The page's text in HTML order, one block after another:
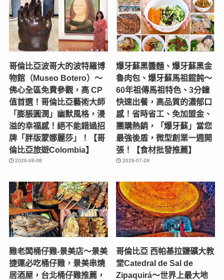
哥倫比亞波哥大的波特羅博
物館（Museo Botero）～
佛心全區免費參觀，高 CP
值首選！哥倫比亞藝術大師
「膨脹圓潤」幽默風格，漫
溢的幸福感！絕不能錯過招
牌「胖版蒙娜麗莎」！【哥
倫比亞旅遊Colombia】
2026-08-08
爆牙蘇黑醬麵、爆牙蘇黑金
魯肉包、爆牙蘇馬祖餛飩～
60年祖傳馬祖特色、3分鐘
快速出餐，高品質的濃郁口
感！省時省工、免加盟金、
團購熱銷，「爆牙蘇」當您
最強後盾，微型創業一週開
張！【食材批發推薦】
2026-07-29
雞老闆桶仔雞-景美店〜景美
捷運必吃桶仔雞，景美串燒
居酒屋，台北桶仔雞推薦，
哥倫比亞 西帕基拉鹽礦大教
堂Catedral de Sal de
Zipaquirá～世界上最大地